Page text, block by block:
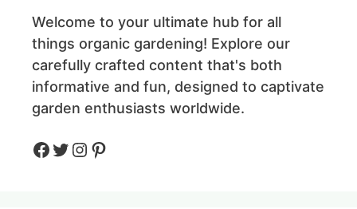
Welcome to your ultimate hub for all
things organic gardening! Explore our
carefully crafted content that's both
informative and fun, designed to captivate
garden enthusiasts worldwide.
Facebook
Twitter
Instagram
Pinteres